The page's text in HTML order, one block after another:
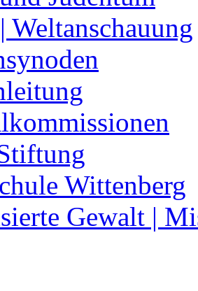
Weltanschauung
Wittenberg
Gewalt |